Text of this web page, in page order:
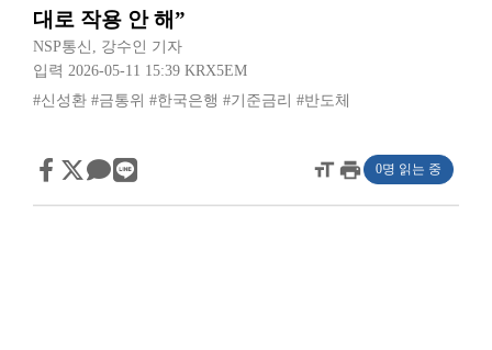
대로 작용 안 해”
NSP통신 , 강수인 기자
입력 2026-05-11 15:39 KRX5EM
#신성환 #금통위 #한국은행 #기준금리 #반도체
format_sizeprint 0명 읽는 중